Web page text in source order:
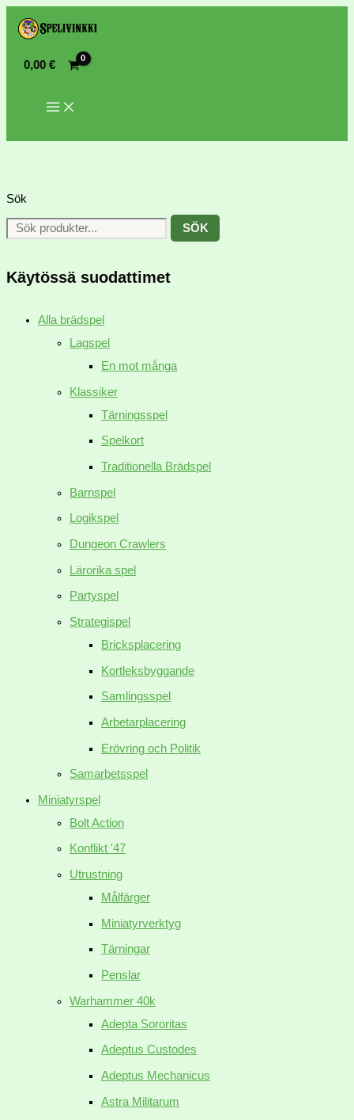
0,00€
Sök
SÖK
Käytössä suodattimet
Alla brädspel
Lagspel
En mot många
Klassiker
Tärningsspel
Spelkort
Traditionella Brädspel
Barnspel
Logikspel
Dungeon Crawlers
Lärorika spel
Partyspel
Strategispel
Bricksplacering
Kortleksbyggande
Samlingsspel
Arbetarplacering
Erövring och Politik
Samarbetsspel
Miniatyrspel
Bolt Action
Konflikt '47
Utrustning
Målfärger
Miniatyrverktyg
Tärningar
Penslar
Warhammer 40k
Adepta Sororitas
Adeptus Custodes
Adeptus Mechanicus
Astra Militarum